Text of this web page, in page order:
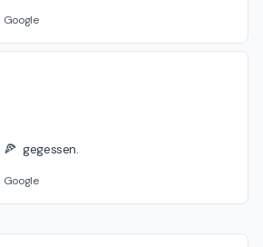
Google
gegessen.
Google